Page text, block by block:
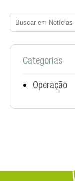
Categorias
Operação